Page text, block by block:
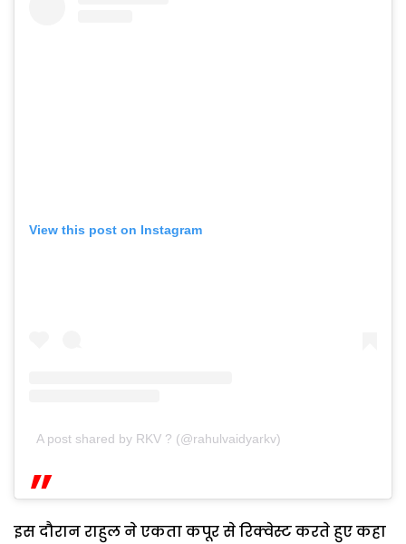
View this post on Instagram
A post shared by RKV ? (@rahulvaidyarkv)
इस दौरान राहुल ने एकता कपूर से रिक्वेस्ट करते हुए कहा